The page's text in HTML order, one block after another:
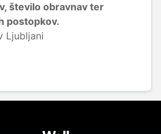
število obravnav ter
postopkov.
Ljubljani